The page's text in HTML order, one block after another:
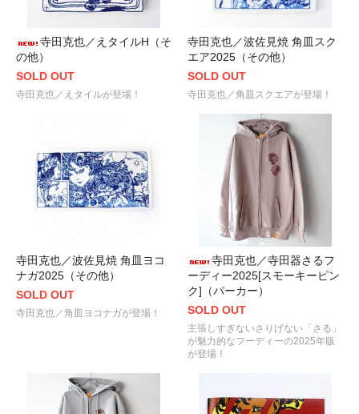
寺田克也／えタイルH（そ
の他）
SOLD OUT
寺田克也／えタイルが登場！
寺田克也／波佐見焼 角皿スク
エア2025（その他）
SOLD OUT
寺田克也／角皿スクエアが登場！
寺田克也／波佐見焼 角皿ヨコ
ナガ2025（その他）
SOLD OUT
寺田克也／角皿ヨコナガが登場！
寺田克也／寺田器さるフ
ーディー2025[スモーキーピン
ク]（パーカー）
SOLD OUT
主張しすぎないさりげない「さる」
が魅力的なフーディーの2025年版
が登場！